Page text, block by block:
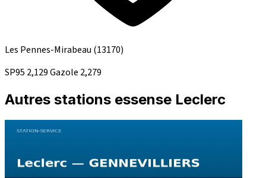
Les Pennes-Mirabeau (13170)
SP95 2,129Gazole 2,279
Autres stations essense Leclerc